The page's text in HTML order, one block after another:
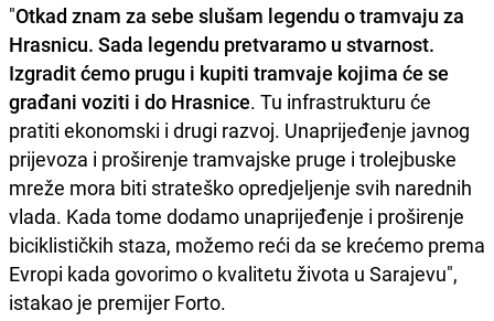
"Otkad znam za sebe slušam legendu o tramvaju za
Hrasnicu. Sada legendu pretvaramo u stvarnost.
Izgradit ćemo prugu i kupiti tramvaje kojima će se
građani voziti i do Hrasnice. Tu infrastrukturu će
pratiti ekonomski i drugi razvoj. Unaprijeđenje javnog
prijevoza i proširenje tramvajske pruge i trolejbuske
mreže mora biti strateško opredjeljenje svih narednih
vlada. Kada tome dodamo unaprijeđenje i proširenje
biciklističkih staza, možemo reći da se krećemo prema
Evropi kada govorimo o kvalitetu života u Sarajevu",
istakao je premijer Forto.